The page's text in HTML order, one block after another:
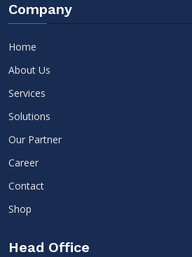
Company
Home
About Us
Services
Solutions
Our Partner
Career
Contact
Shop
Head Office